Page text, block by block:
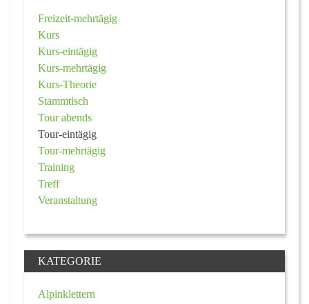
Freizeit-mehrtägig
Kurs
Kurs-eintägig
Kurs-mehrtägig
Kurs-Theorie
Stammtisch
Tour abends
Tour-eintägig
Tour-mehrtägig
Training
Treff
Veranstaltung
KATEGORIE
Alpinklettern